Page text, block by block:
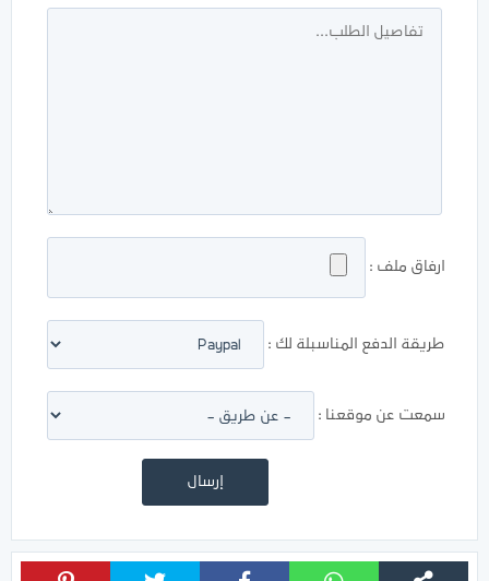
ارفاق ملف :
طريقة الدفع المناسبلة لك :
سمعت عن موقعنا :